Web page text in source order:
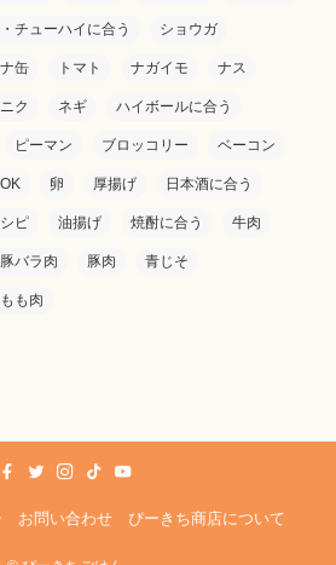
チューハイに合う ショウガ
缶 トマト ナガイモ ナス
ク ネギ ハイボールに合う
ピーマン ブロッコリー ベーコン
卵 厚揚げ 日本酒に合う
ピ 油揚げ 焼酎に合う 牛肉
豚バラ肉 豚肉 青じそ
も肉
お問い合わせ ぴーきち商店について